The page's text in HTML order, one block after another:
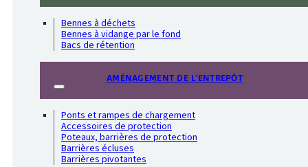
Bennes à déchets
Bennes à vidange par le fond
Bacs de rétention
AMÉNAGEMENT DE L'ENTREPÔT
Ponts et rampes de chargement
Accessoires de protection
Poteaux, barrières de protection
Barrières écluses
Barrières pivotantes